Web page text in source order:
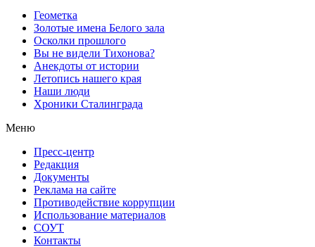
Геометка
Золотые имена Белого зала
Осколки прошлого
Вы не видели Тихонова?
Анекдоты от истории
Летопись нашего края
Наши люди
Хроники Сталинграда
Меню
Пресс-центр
Редакция
Документы
Реклама на сайте
Противодействие коррупции
Использование материалов
СОУТ
Контакты